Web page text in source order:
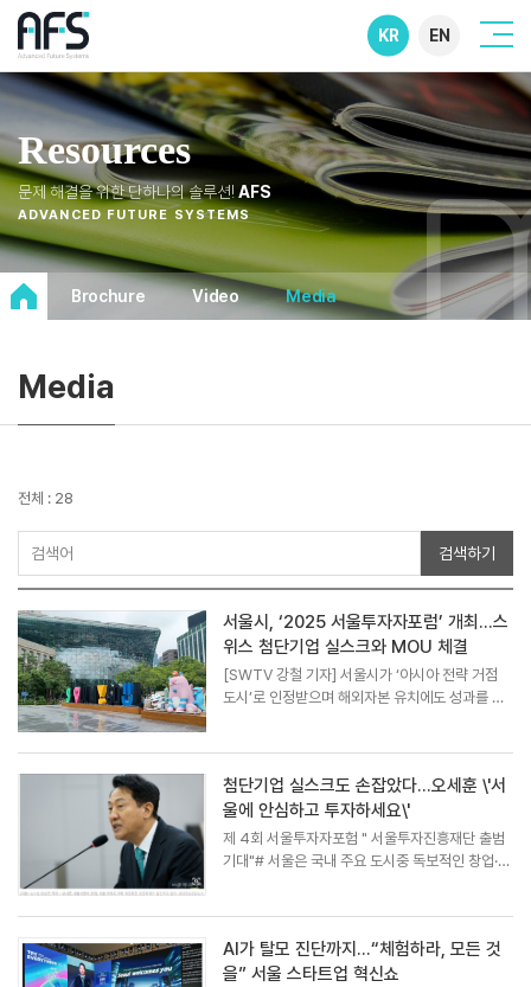
KR EN
Resources
문제 해결을 위한 단하나의 솔루션! AFS
ADVANCED FUTURE SYSTEMS
Brochure Video Media
Media
전체 : 28
검색하기
서울시, ‘2025 서울투자자포럼’ 개최…스
위스 첨단기업 실스크와 MOU 체결
[SWTV 강철 기자] 서울시가 ‘아시아 전략 거점
도시’로 인정받으며 해외자본 유치에도 성과를 거
투자유치...
첨단기업 실스크도 손잡았다…오세훈 \'서
울에 안심하고 투자하세요\'
제 4회 서울투자자포험 " 서울투자진흥재단 출범
기대"# 서울은 국내 주요 도시중 독보적인 창업·투
0위 안에 ...
AI가 탈모 진단까지…“체험하라, 모든 것
을” 서울 스타트업 혁신쇼